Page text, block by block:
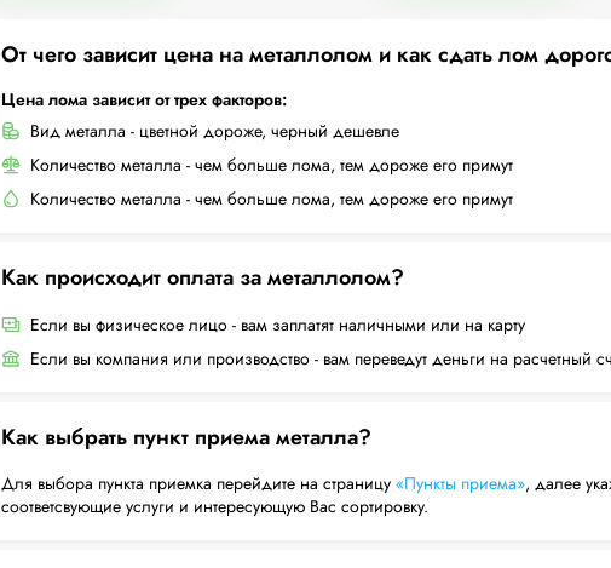
От чего зависит цена на металлолом и как сдать лом
Цена лома зависит от трех факторов:
Вид металла - цветной дороже, черный дешевле
Количество металла - чем больше лома, тем дороже его примут
Количество металла - чем больше лома, тем дороже его примут
Как происходит оплата за металлолом?
Если вы физическое лицо - вам заплатят наличными или на карту
Если вы компания или производство - вам переведут деньги на расчетный
Как выбрать пункт приема металла?
Для выбора пункта приемка перейдите на страницу «Пункты приема», далее
соответсвующие услуги и интересующую Вас сортировку.